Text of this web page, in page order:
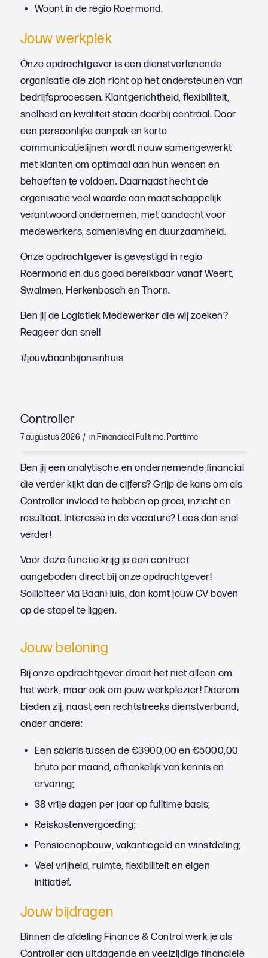
Woont in de regio Roermond.
Jouw werkplek
Onze opdrachtgever is een dienstverlenende
organisatie die zich richt op het ondersteunen van
bedrijfsprocessen. Klantgerichtheid, flexibiliteit,
snelheid en kwaliteit staan daarbij centraal. Door
een persoonlijke aanpak en korte
communicatielijnen wordt nauw samengewerkt
met klanten om optimaal aan hun wensen en
behoeften te voldoen. Daarnaast hecht de
organisatie veel waarde aan maatschappelijk
verantwoord ondernemen, met aandacht voor
medewerkers, samenleving en duurzaamheid.
Onze opdrachtgever is gevestigd in regio
Roermond en dus goed bereikbaar vanaf Weert,
Swalmen, Herkenbosch en Thorn.
Ben jij de Logistiek Medewerker die wij zoeken?
Reageer dan snel!
#jouwbaanbijonsinhuis
Controller
7 augustus 2026 / inFinancieelFulltime,Parttime
Ben jij een analytische en ondernemende financial
die verder kijkt dan de cijfers? Grijp de kans om als
Controller invloed te hebben op groei, inzicht en
resultaat. Interesse in de vacature? Lees dan snel
verder!
Voor deze functie krijg je een contract
aangeboden direct bij onze opdrachtgever!
Solliciteer via BaanHuis, dan komt jouw CV boven
op de stapel te liggen.
Jouw beloning
Bij onze opdrachtgever draait het niet alleen om
het werk, maar ook om jouw werkplezier! Daarom
bieden zij, naast een rechtstreeks dienstverband,
onder andere:
Een salaris tussen de €3900,00 en €5000,00
bruto per maand, afhankelijk van kennis en
ervaring;
38 vrije dagen per jaar op fulltime basis;
Reiskostenvergoeding;
Pensioenopbouw, vakantiegeld en winstdeling;
Veel vrijheid, ruimte, flexibiliteit en eigen
initiatief.
Jouw bijdragen
Binnen de afdeling Finance & Control werk je als
Controller aan uitdagende en veelzijdige financiële